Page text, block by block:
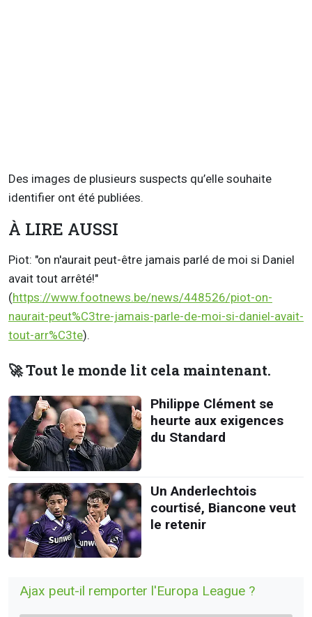
Des images de plusieurs suspects qu’elle souhaite
identifier ont été publiées.
À LIRE AUSSI
Piot: "on n'aurait peut-être jamais parlé de moi si Daniel
avait tout arrêté!"
(https://www.footnews.be/news/448526/piot-on-
naurait-peut%C3tre-jamais-parle-de-moi-si-daniel-avait-
tout-arr%C3te).
🚀 Tout le monde lit cela maintenant.
Philippe Clément se
heurte aux exigences
du Standard
Un Anderlechtois
courtisé, Biancone veut
le retenir
Ajax peut-il remporter l'Europa League ?